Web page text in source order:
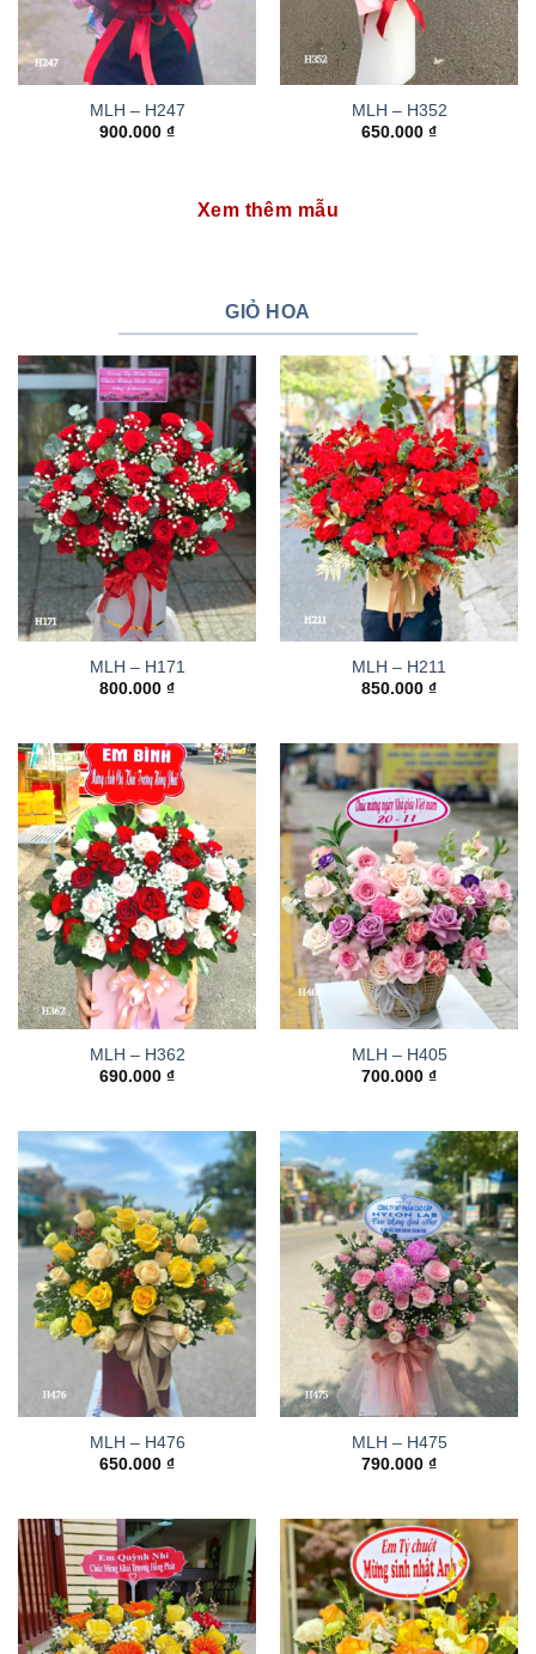
MLH – H247
900.000 ₫
MLH – H352
650.000 ₫
Xem thêm mẫu
GIỎ HOA
MLH – H171
800.000 ₫
MLH – H211
850.000 ₫
MLH – H362
690.000 ₫
MLH – H405
700.000 ₫
MLH – H476
650.000 ₫
MLH – H475
790.000 ₫